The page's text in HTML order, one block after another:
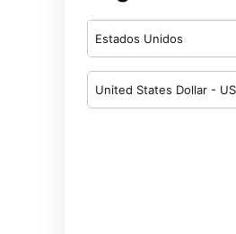
Estados Unidos
United States Dollar -